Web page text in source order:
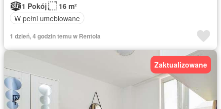
1 Pokój
16 m²
W pełni umeblowane
1 dzień, 4 godzin temu w Rentola
Zaktualizowane